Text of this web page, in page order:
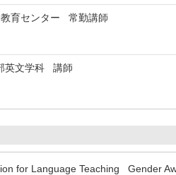
育センター 常勤講師
英文学科 講師
for Language Teaching Gender